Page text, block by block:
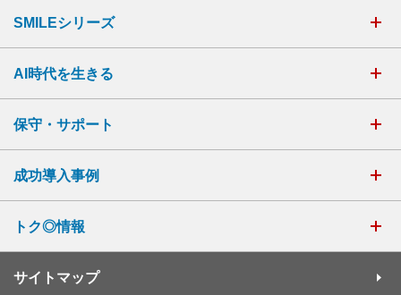
SMILEシリーズ
AI時代を生きる
保守・サポート
成功導入事例
トク◎情報
サイトマップ